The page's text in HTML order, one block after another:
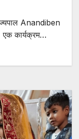
Anandiben
एक कार्यक्रम…